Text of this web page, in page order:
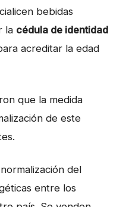
bebidas
la cédula de identidad
acreditar la edad
que la medida
de este
del
entre los